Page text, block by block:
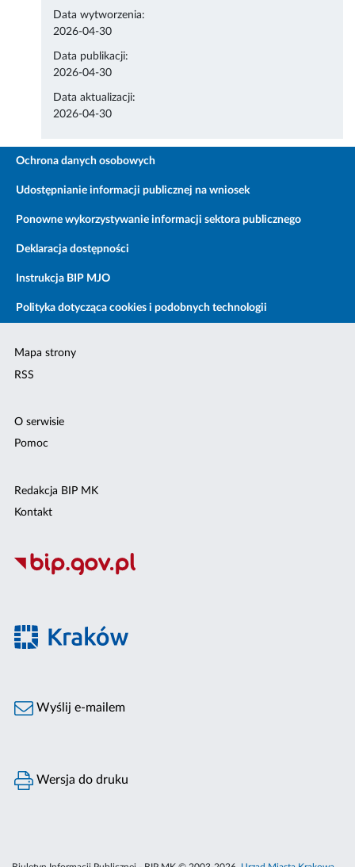
Data wytworzenia:
2026-04-30
Data publikacji:
2026-04-30
Data aktualizacji:
2026-04-30
Ochrona danych osobowych
Udostępnianie informacji publicznej na wniosek
Ponowne wykorzystywanie informacji sektora publicznego
Deklaracja dostępności
Instrukcja BIP MJO
Polityka dotycząca cookies i podobnych technologii
Mapa strony
RSS
O serwisie
Pomoc
Redakcja BIP MK
Kontakt
Wyślij e-mailem
Wersja do druku